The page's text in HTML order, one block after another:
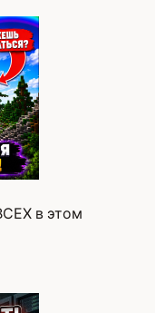
в этом